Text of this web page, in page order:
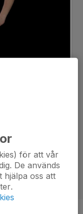
för att vår
De används
hjälpa oss att